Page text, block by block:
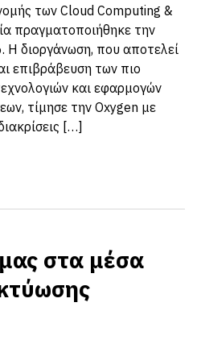
των Cloud Computing &
πραγματοποιήθηκε την
Η διοργάνωση, που αποτελεί
επιβράβευση των πιο
και εφαρμογών
τίμησε την Oxygen με
[…]
στα μέσα